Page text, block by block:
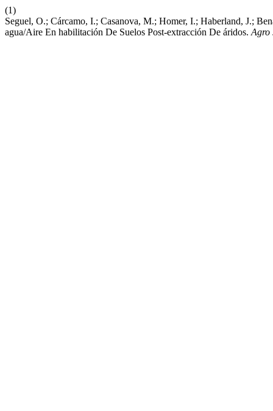
(1)
Seguel, O.; Cárcamo, I.; Casanova, M.; Homer, I.; Haberland, J.;
agua/Aire En habilitación De Suelos Post-extracción De áridos. Agro